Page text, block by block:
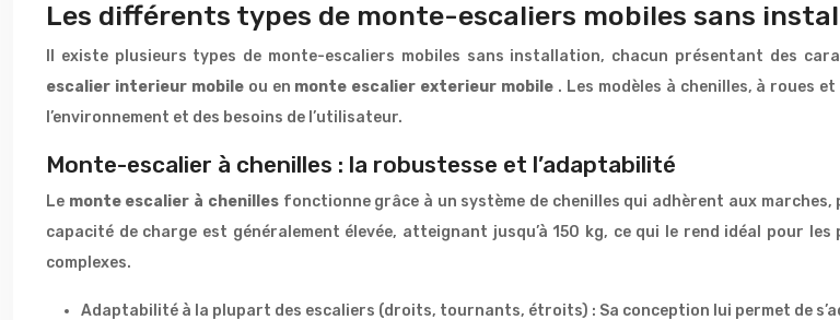
Les différents types de monte-escaliers mobiles sans
Il existe plusieurs types de monte-escaliers mobiles sans installation, chacun présentant des
escalier interieur mobile ou en monte escalier exterieur mobile . Les modèles à chenilles, à roues
l’environnement et des besoins de l’utilisateur.
Monte-escalier à chenilles : la robustesse et l’adaptabilité
Le monte escalier à chenilles fonctionne grâce à un système de chenilles qui adhèrent aux
capacité de charge est généralement élevée, atteignant jusqu’à 150 kg, ce qui le rend idéal pour
complexes.
Adaptabilité à la plupart des escaliers (droits, tournants, étroits) : Sa conception lui permet de